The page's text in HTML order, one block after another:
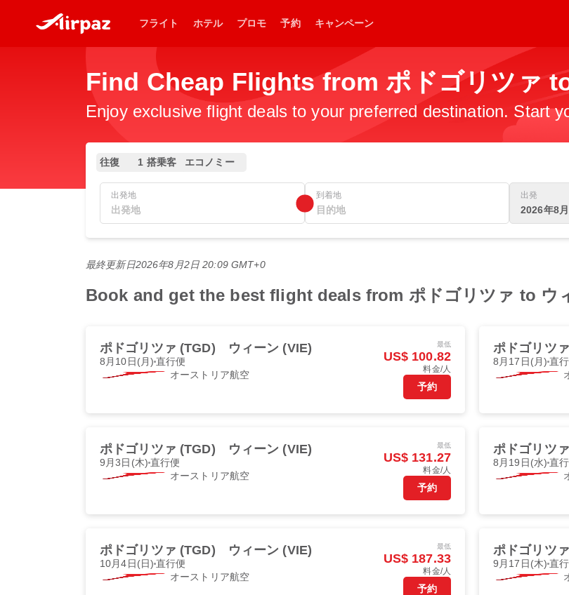
フライト ホテル プロモ 予約 キャンペーン
Find Cheap Flights from ポドゴリツァ
Enjoy exclusive flight deals to your preferred destination. Start
往復 1 搭乗客 エコノミー
出発地 到着地 出発
2026年8
最終更新日2026年8月2日 20:09 GMT+0
Book and get the best flight deals from ポドゴリツァ to ウ
ポドゴリツァ (TGD) ウィーン (VIE)
8月10日(月)直行便
オーストリア航空
最低
US$ 100.82
料金/人
予約
ポドゴリツ
8月17日(月)直
ポドゴリツァ (TGD) ウィーン (VIE)
9月3日(木) 直行便
オーストリア航空
最低
US$ 131.27
料金/人
予約
ポドゴリツ
8月19日(水)直
ポドゴリツァ (TGD) ウィーン (VIE)
10月4日(日)直行便
オーストリア航空
最低
US$ 187.33
料金/人
予約
ポドゴリツ
9月17日(木)直